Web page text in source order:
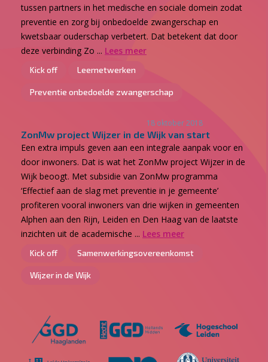
tussen partners in het medische en sociale domein zodat
preventie en zorg bij onbedoelde zwangerschap en
kwetsbaar ouderschap verbetert. Dat betekent dat door
deze verbinding Zo ... Lees meer
Kick off Leernetwerken
Preventie onbedoelde zwangerschap
18 oktober 2018
ZonMw project Wijzer in de Wijk van start
Een extra impuls geven aan een integrale aanpak voor en
door inwoners. Dat is wat het ZonMw project Wijzer in de
Wijk beoogt. Met subsidie van ZonMw programma
‘Effectief aan de slag met preventie in je gemeente’
profiteren vooral inwoners van drie wijken in gemeenten
Alphen aan den Rijn, Leiden en Den Haag van de laatste
inzichten uit de academische ... Lees meer
Kick off Samenwerkingsovereenkomst
Wijzer in de Wijk